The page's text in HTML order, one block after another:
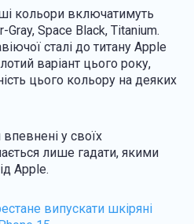
кольори включатимуть
Gray, Space Black, Titanium.
сталі до титану Apple
варіант цього року,
цього кольору на деяких
у своїх
лише гадати, якими
Apple.
випускати шкіряні